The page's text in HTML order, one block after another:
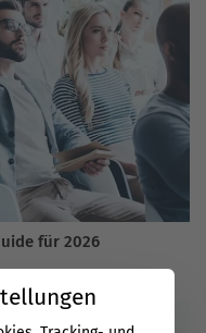
für 2026